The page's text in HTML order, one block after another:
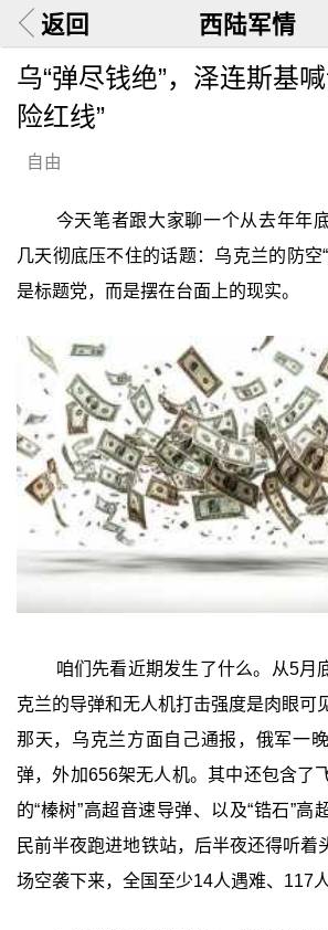
返回 西陆军情
乌“弹尽钱绝”，泽连斯基
险红线”
自由
今天笔者跟大家聊一个从去年年
几天彻底压不住的话题：乌克兰的防空
是标题党，而是摆在台面上的现实。
咱们先看近期发生了什么。从5月
克兰的导弹和无人机打击强度是肉眼可
那天，乌克兰方面自己通报，俄军一
弹，外加656架无人机。其中还包含了
的“榛树”高超音速导弹、以及“锆石”高
民前半夜跑进地铁站，后半夜还得听着
场空袭下来，全国至少14人遇难、117人